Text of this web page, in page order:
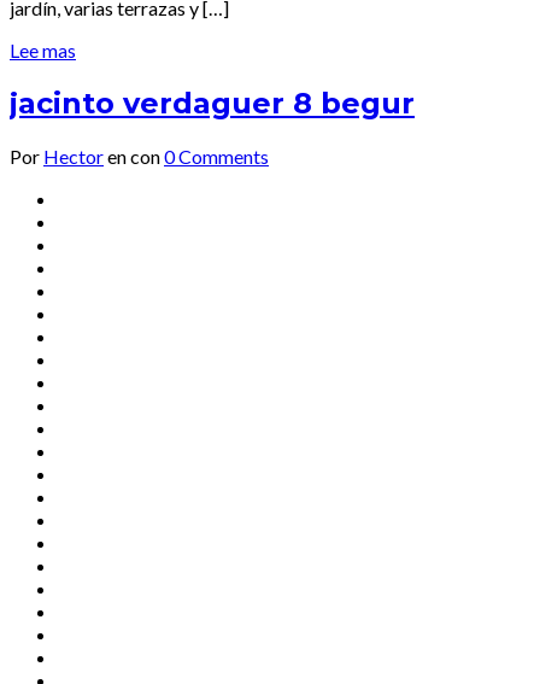
jardín, varias terrazas y […]
Lee mas
jacinto verdaguer 8 begur
Por Hectorencon0 Comments